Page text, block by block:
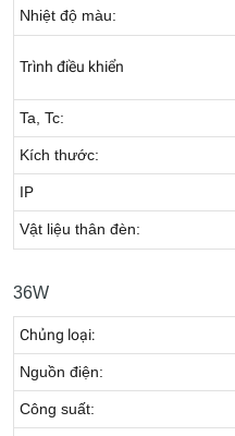
Nhiệt độ màu:
Trình điều khiển
Ta, Tc:
Kích thước:
IP
Vật liệu thân đèn:
36W
Chủng loại:
Nguồn điện:
Công suất: